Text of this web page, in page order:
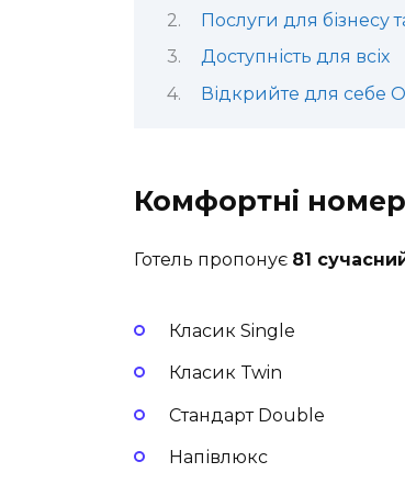
Послуги для бізнесу
Доступність для всіх
Відкрийте для себе
Комфортні
Готель пропонує 81
Класик Single
Класик Twin
Стандарт Double
Напівлюкс